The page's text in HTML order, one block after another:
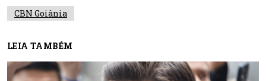
CBN Goiânia
LEIA TAMBÉM